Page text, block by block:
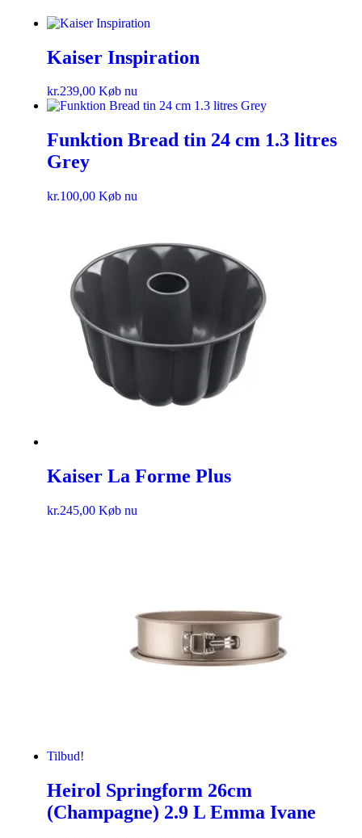
Kaiser Inspiration
kr.239,00 Køb nu
Funktion Bread tin 24 cm 1.3 litres
Grey
kr.100,00 Køb nu
Kaiser La Forme Plus
kr.245,00 Køb nu
Tilbud!
Heirol Springform 26cm
(Champagne) 2.9 L Emma Ivane